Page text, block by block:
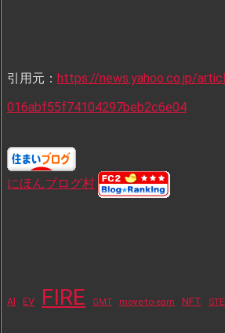
引用元： https://news.yahoo.co.jp/
016abf55f74104297beb2c6e04
にほんブログ村
AI EV FIRE GMT move-to-earn NFT